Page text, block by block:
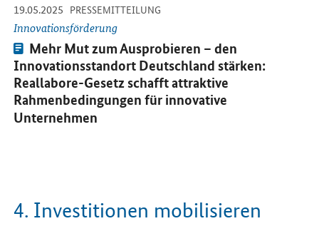
19.05.2025 -
PRESSEMITTEILUNG
Innovationsförderung
Pressemitteilung:
Mehr Mut zum Ausprobieren – den
Innovationsstandort Deutschland stärken:
Reallabore-Gesetz schafft attraktive
Rahmenbedingungen für innovative
Unternehmen
Öffnet Einzelsicht
4. Investitionen mobilisieren